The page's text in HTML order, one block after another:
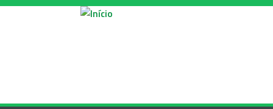
Passar para o conteúdo principal